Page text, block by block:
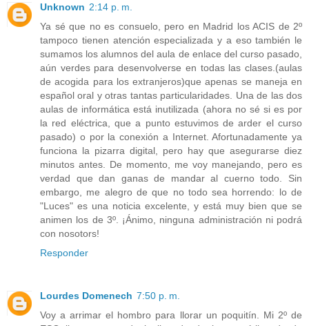
Unknown 2:14 p. m.
Ya sé que no es consuelo, pero en Madrid los ACIS de 2º
tampoco tienen atención especializada y a eso también le
sumamos los alumnos del aula de enlace del curso pasado,
aún verdes para desenvolverse en todas las clases.(aulas
de acogida para los extranjeros)que apenas se maneja en
español oral y otras tantas particularidades. Una de las dos
aulas de informática está inutilizada (ahora no sé si es por
la red eléctrica, que a punto estuvimos de arder el curso
pasado) o por la conexión a Internet. Afortunadamente ya
funciona la pizarra digital, pero hay que asegurarse diez
minutos antes. De momento, me voy manejando, pero es
verdad que dan ganas de mandar al cuerno todo. Sin
embargo, me alegro de que no todo sea horrendo: lo de
"Luces" es una noticia excelente, y está muy bien que se
animen los de 3º. ¡Ánimo, ninguna administración ni podrá
con nosotors!
Responder
Lourdes Domenech 7:50 p. m.
Voy a arrimar el hombro para llorar un poquitín. Mi 2º de